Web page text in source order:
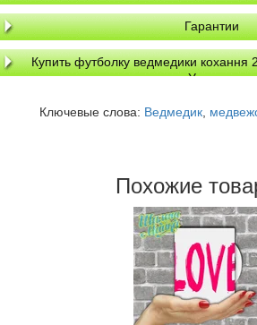
Гарантии
Купить футболку ведмедики кохання
Украине
Ключевые слова: Ведмедик,
Похожие